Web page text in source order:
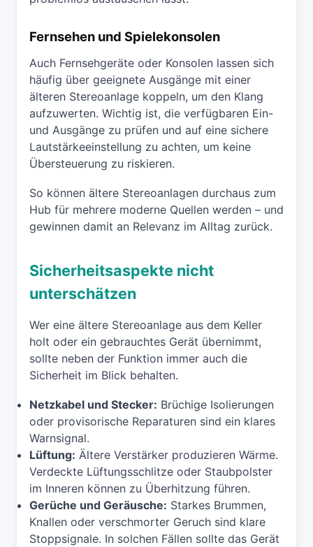
Fernsehen und Spielekonsolen
Auch Fernsehgeräte oder Konsolen lassen sich
häufig über geeignete Ausgänge mit einer
älteren Stereoanlage koppeln, um den Klang
aufzuwerten. Wichtig ist, die verfügbaren Ein-
und Ausgänge zu prüfen und auf eine sichere
Lautstärkeeinstellung zu achten, um keine
Übersteuerung zu riskieren.
So können ältere Stereoanlagen durchaus zum
Hub für mehrere moderne Quellen werden – und
gewinnen damit an Relevanz im Alltag zurück.
Sicherheitsaspekte nicht
unterschätzen
Wer eine ältere Stereoanlage aus dem Keller
holt oder ein gebrauchtes Gerät übernimmt,
sollte neben der Funktion immer auch die
Sicherheit im Blick behalten.
Netzkabel und Stecker: Brüchige Isolierungen
oder provisorische Reparaturen sind ein klares
Warnsignal.
Lüftung: Ältere Verstärker produzieren Wärme.
Verdeckte Lüftungsschlitze oder Staubpolster
im Inneren können zu Überhitzung führen.
Gerüche und Geräusche: Starkes Brummen,
Knallen oder verschmorter Geruch sind klare
Stoppsignale. In solchen Fällen sollte das Gerät